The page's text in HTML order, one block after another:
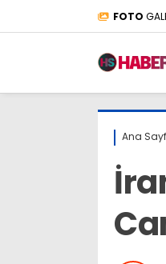
FOTO
Ana